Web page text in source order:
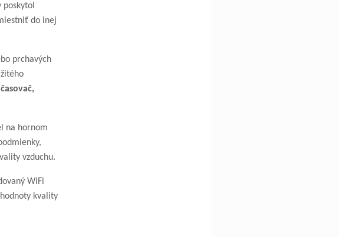
do inej
prchavých
na hornom
vzduchu.
WiFi
kvality